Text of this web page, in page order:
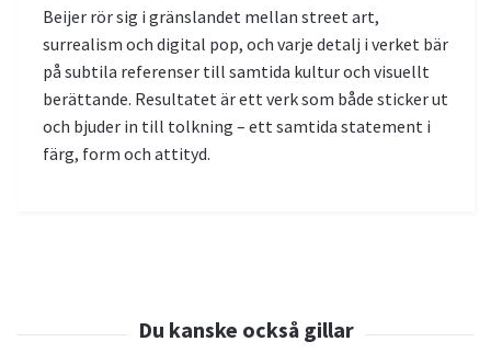
Beijer rör sig i gränslandet mellan street art,
surrealism och digital pop, och varje detalj i verket bär
på subtila referenser till samtida kultur och visuellt
berättande. Resultatet är ett verk som både sticker ut
och bjuder in till tolkning – ett samtida statement i
färg, form och attityd.